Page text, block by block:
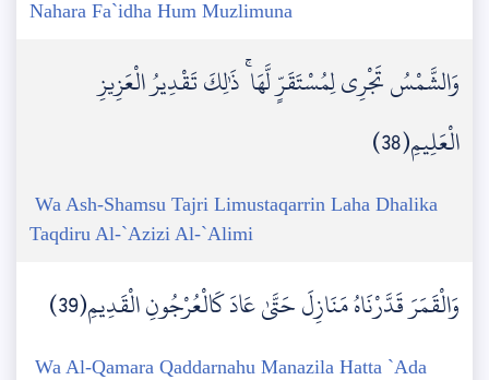
Nahara Fa`idha Hum Muzlimuna
وَالشَّمْسُ تَجْرِي لِمُسْتَقَرٍّ لَّهَا ۚ ذَٰلِكَ تَقْدِيرُ الْعَزِيزِ
الْعَلِيمِ(38)
Wa Ash-Shamsu Tajri Limustaqarrin Laha Dhalika
Taqdiru Al-`Azizi Al-`Alimi
وَالْقَمَرَ قَدَّرْنَاهُ مَنَازِلَ حَتَّىٰ عَادَ كَالْعُرْجُونِ الْقَدِيمِ(39)
Wa Al-Qamara Qaddarnahu Manazila Hatta `Ada